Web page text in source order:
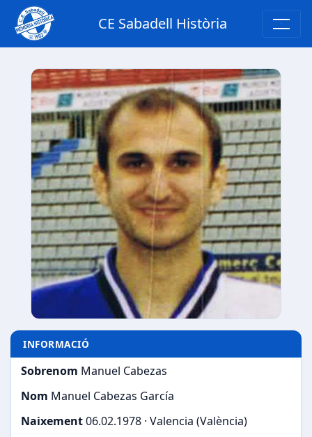
CE Sabadell Història
INFORMACIÓ
Sobrenom Manuel Cabezas
Nom Manuel Cabezas García
Naixement06.02.1978 · Valencia (València)